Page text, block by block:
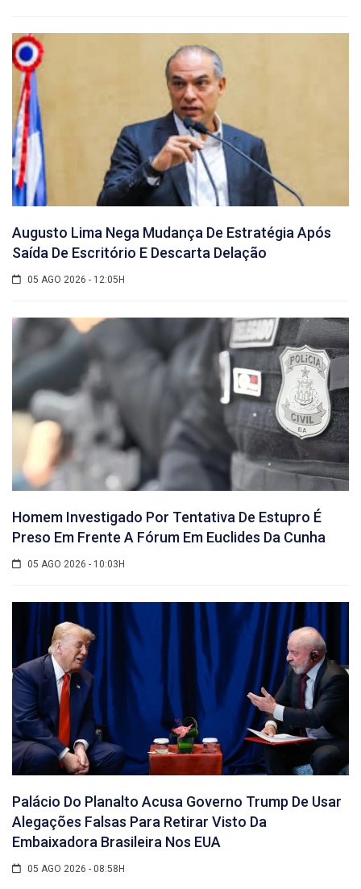
Augusto Lima Nega Mudança De Estratégia Após
Saída De Escritório E Descarta Delação
05 AGO 2026 - 12:05H
Homem Investigado Por Tentativa De Estupro É
Preso Em Frente A Fórum Em Euclides Da Cunha
05 AGO 2026 - 10:03H
Palácio Do Planalto Acusa Governo Trump De Usar
Alegações Falsas Para Retirar Visto Da
Embaixadora Brasileira Nos EUA
05 AGO 2026 - 08:58H